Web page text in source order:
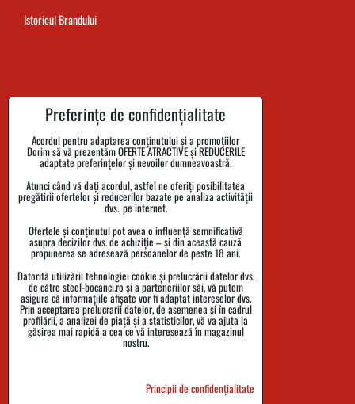
Istoricul Brandului
Termenul de livrare al comenzii
Reclamații și returnarea bunurilor
Mărimi
Date despre companie
Politica de confidențialitate
Termenii și Condițiile
Urmărirea expedierii
Preferințe de confidențialitate
Acordul pentru adaptarea conținutului și a promoțiilor
Dorim să vă prezentăm OFERTE ATRACTIVE și REDUCERILE
adaptate preferințelor și nevoilor dumneavoastră.
Atunci când vă dați acordul, astfel ne oferiți posibilitatea
pregătirii ofertelor și reducerilor bazate pe analiza activității
dvs., pe internet.
Ofertele și conținutul pot avea o influență semnificativă
asupra decizilor dvs. de achiziție – și din această cauză
propunerea se adresează persoanelor de peste 18 ani.
Datorită utilizării tehnologiei cookie și prelucrării datelor dvs.
de către steel-bocanci.ro și a parteneriilor săi, vă putem
asigura că informațiile afișate vor fi adaptat intereselor dvs.
Prin acceptarea prelucrarii datelor, de asemenea și în cadrul
profilării, a analizei de piață și a statisticilor, vă va ajuta la
găsirea mai rapidă a cea ce vă interesează în magazinul
nostru.
Principii de confidențialitate